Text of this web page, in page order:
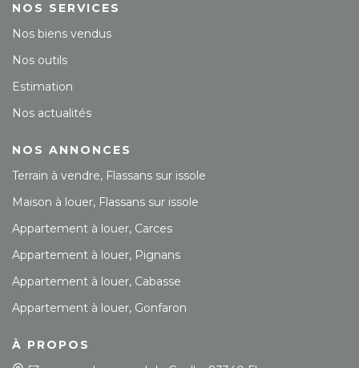
NOS SERVICES
Nos biens vendus
Nos outils
Estimation
Nos actualités
NOS ANNONCES
Terrain à vendre, Flassans sur issole
Maison à louer, Flassans sur issole
Appartement à louer, Carces
Appartement à louer, Pignans
Appartement à louer, Cabasse
Appartement à louer, Gonfaron
À PROPOS